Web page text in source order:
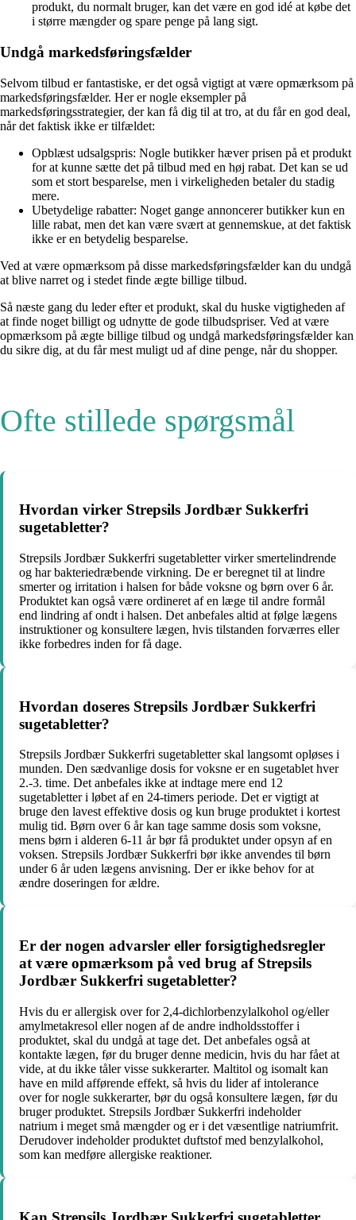
produkt, du normalt bruger, kan det være en god idé at købe det
i større mængder og spare penge på lang sigt.
Undgå markedsføringsfælder
Selvom tilbud er fantastiske, er det også vigtigt at være opmærksom på
markedsføringsfælder. Her er nogle eksempler på
markedsføringsstrategier, der kan få dig til at tro, at du får en god deal,
når det faktisk ikke er tilfældet:
Opblæst udsalgspris: Nogle butikker hæver prisen på et produkt
for at kunne sætte det på tilbud med en høj rabat. Det kan se ud
som et stort besparelse, men i virkeligheden betaler du stadig
mere.
Ubetydelige rabatter: Noget gange annoncerer butikker kun en
lille rabat, men det kan være svært at gennemskue, at det faktisk
ikke er en betydelig besparelse.
Ved at være opmærksom på disse markedsføringsfælder kan du undgå
at blive narret og i stedet finde ægte billige tilbud.
Så næste gang du leder efter et produkt, skal du huske vigtigheden af
at finde noget billigt og udnytte de gode tilbudspriser. Ved at være
opmærksom på ægte billige tilbud og undgå markedsføringsfælder kan
du sikre dig, at du får mest muligt ud af dine penge, når du shopper.
Ofte stillede spørgsmål
Hvordan virker Strepsils Jordbær Sukkerfri
sugetabletter?
Strepsils Jordbær Sukkerfri sugetabletter virker smertelindrende
og har bakteriedræbende virkning. De er beregnet til at lindre
smerter og irritation i halsen for både voksne og børn over 6 år.
Produktet kan også være ordineret af en læge til andre formål
end lindring af ondt i halsen. Det anbefales altid at følge lægens
instruktioner og konsultere lægen, hvis tilstanden forværres eller
ikke forbedres inden for få dage.
Hvordan doseres Strepsils Jordbær Sukkerfri
sugetabletter?
Strepsils Jordbær Sukkerfri sugetabletter skal langsomt opløses i
munden. Den sædvanlige dosis for voksne er en sugetablet hver
2.-3. time. Det anbefales ikke at indtage mere end 12
sugetabletter i løbet af en 24-timers periode. Det er vigtigt at
bruge den lavest effektive dosis og kun bruge produktet i kortest
mulig tid. Børn over 6 år kan tage samme dosis som voksne,
mens børn i alderen 6-11 år bør få produktet under opsyn af en
voksen. Strepsils Jordbær Sukkerfri bør ikke anvendes til børn
under 6 år uden lægens anvisning. Der er ikke behov for at
ændre doseringen for ældre.
Er der nogen advarsler eller forsigtighedsregler
at være opmærksom på ved brug af Strepsils
Jordbær Sukkerfri sugetabletter?
Hvis du er allergisk over for 2,4-dichlorbenzylalkohol og/eller
amylmetakresol eller nogen af de andre indholdsstoffer i
produktet, skal du undgå at tage det. Det anbefales også at
kontakte lægen, før du bruger denne medicin, hvis du har fået at
vide, at du ikke tåler visse sukkerarter. Maltitol og isomalt kan
have en mild afførende effekt, så hvis du lider af intolerance
over for nogle sukkerarter, bør du også konsultere lægen, før du
bruger produktet. Strepsils Jordbær Sukkerfri indeholder
natrium i meget små mængder og er i det væsentlige natriumfrit.
Derudover indeholder produktet duftstof med benzylalkohol,
som kan medføre allergiske reaktioner.